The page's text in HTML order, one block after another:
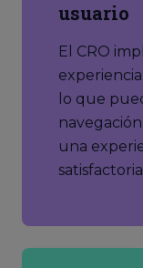
usuario
El CRO
lo que
una